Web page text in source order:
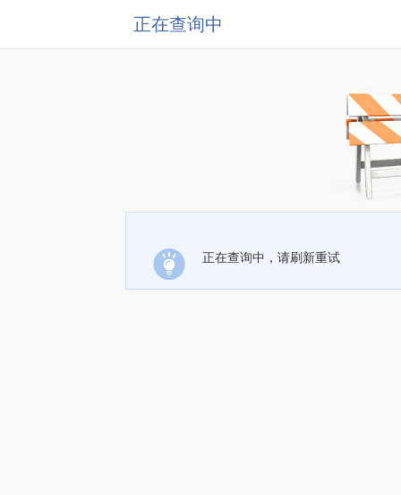
正在查询中
正在查询中，请刷新重试